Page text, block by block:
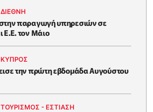
|ΔΙΕΘΝΗ
παραγωγή υπηρεσιών σε
Ε.Ε. τον Μάιο
ΚΥΠΡΟΣ
την πρώτη εβδομάδα Αυγούστου
|ΤΟΥΡΙΣΜΟΣ - ΕΣΤΙΑΣΗ